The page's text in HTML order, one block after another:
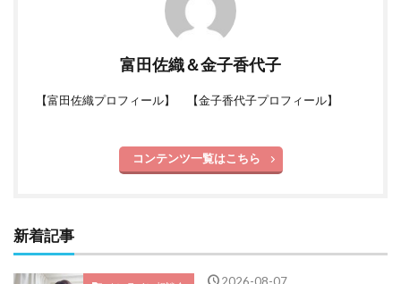
富田佐織＆金子香代子
【富田佐織プロフィール】 【金子香代子プロフィール】
コンテンツ一覧はこちら
新着記事